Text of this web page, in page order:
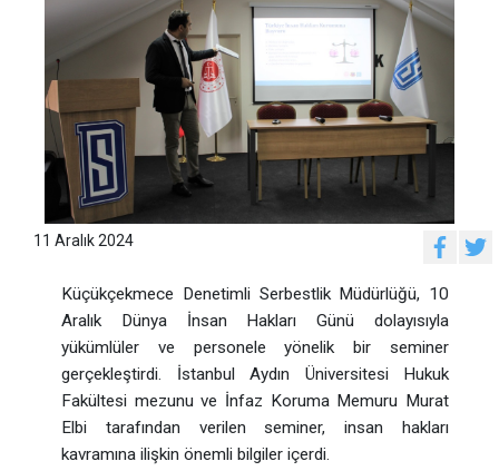
11 Aralık 2024
Küçükçekmece Denetimli Serbestlik Müdürlüğü, 10
Aralık Dünya İnsan Hakları Günü dolayısıyla
yükümlüler ve personele yönelik bir seminer
gerçekleştirdi. İstanbul Aydın Üniversitesi Hukuk
Fakültesi mezunu ve İnfaz Koruma Memuru Murat
Elbi tarafından verilen seminer, insan hakları
kavramına ilişkin önemli bilgiler içerdi.